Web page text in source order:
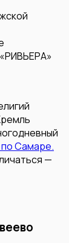
по Самаре.
—